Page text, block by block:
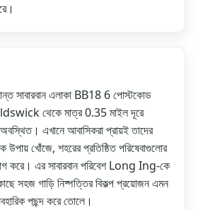
সাবারবান এলাকা BB18 6 পোস্টকোড
থেকে মাত্র 0.35 মাইল দূরে
এখানে আবাসিকরা প্রায়ই তাদের
উপায় খোঁজে, শহরের প্রতিষ্ঠিত পরিষেবাগুলোর
করে। এর সাবারবান পরিবেশ Long Ing-কে
গাড়ি নিষ্পত্তির বিকল্প প্রয়োজন এমন
পছন্দ করে তোলে।